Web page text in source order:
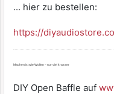
... hier zu bestellen:
https://
Machen ist wie Wollen – nur viel krasser
DIY Open Baffle auf